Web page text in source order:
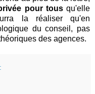
pour tousqu'elle
la réaliser qu'en
du conseil, pas
des agences.